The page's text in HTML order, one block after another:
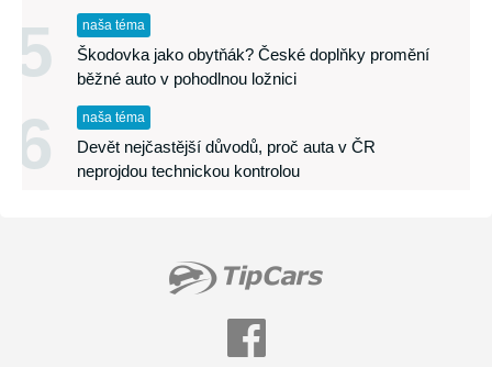
5 naša téma
Škodovka jako obytňák? České doplňky promění
běžné auto v pohodlnou ložnici
6 naša téma
Devět nejčastější důvodů, proč auta v ČR
neprojdou technickou kontrolou